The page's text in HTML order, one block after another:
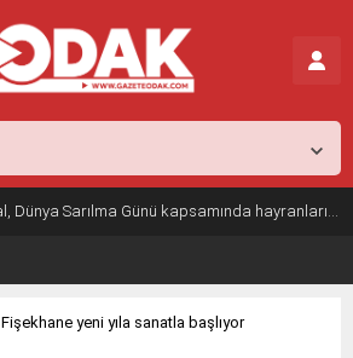
Tuğba Ünal, Dünya Sarılma Günü kapsamında hayranlarıyla buluştu
Fişekhane yeni yıla sanatla başlıyor